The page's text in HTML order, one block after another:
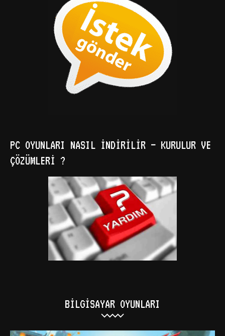
PC OYUNLARI NASIL İNDIRILIR – KURULUR VE
ÇÖZÜMLERI ?
BILGISAYAR OYUNLARI